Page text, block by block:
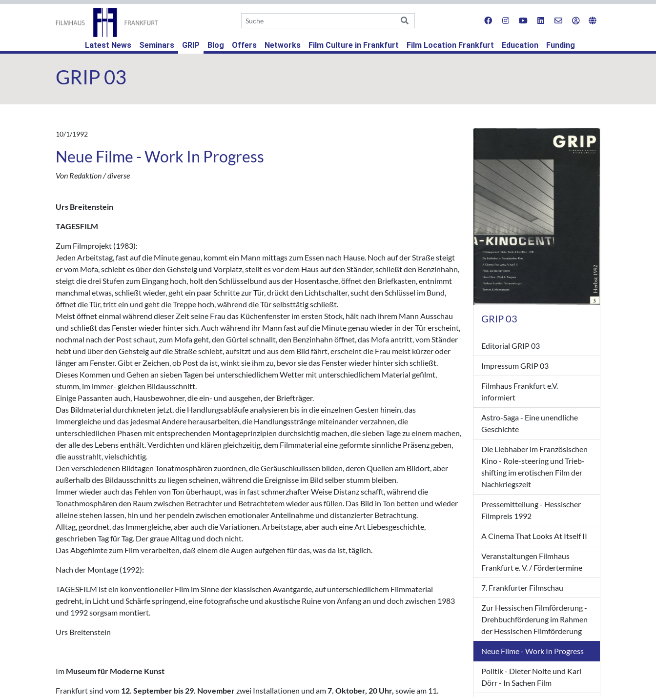
Latest News Seminars GRIP (current)
Blog Offers Networks Film Culture in Frankfurt Film Location Frankfurt Education Funding
GRIP 03
10/1/1992
Neue Filme - Work In Progress
Von Redaktion / diverse
Urs Breitenstein
TAGESFILM
Zum Filmprojekt (1983):
Jeden Arbeitstag, fast auf die Minute ge­nau, kommt ein Mann mittags zum Essen nach Hause. Noch auf der Straße steigt
er vom Mofa, schiebt es über den Gehsteig und Vorplatz, stellt es vor dem Haus auf den Ständer, schließt den Benzinhahn,
steigt die drei Stufen zum Eingang hoch, holt den Schlüsselbund aus der Hosenta­sche, öffnet den Briefkasten, entnimmt
manchmal etwas, schließt wieder, geht ein paar Schritte zur Tür, drückt den Licht­schalter, sucht den Schlüssel im Bund,
öffnet die Tür, tritt ein und geht die Treppe hoch, während die Tür selbsttätig schließt.
Meist öffnet einmal während dieser Zeit seine Frau das Küchenfenster im ersten Stock, hält nach ihrem Mann Ausschau
und schließt das Fenster wieder hinter sich. Auch während ihr Mann fast auf die Minute genau wieder in der Tür erscheint,
nochmal nach der Post schaut, zum Mofa geht, den Gürtel schnallt, den Benzinhahn öffnet, das Mofa antritt, vom Ständer
hebt und über den Gehsteig auf die Straße schiebt, aufsitzt und aus dem Bild fährt, erscheint die Frau meist kürzer oder
länger am Fenster. Gibt er Zeichen, ob Post da ist, winkt sie ihm zu, bevor sie das Fenster wieder hinter sich schließt.
Dieses Kommen und Gehen an sieben Tagen bei unterschiedlichem Wetter mit unterschiedlichem Material gefilmt,
stumm, im immer- gleichen Bildausschnitt.
Einige Passanten auch, Hausbewohner, die ein- und ausgehen, der Briefträger.
Das Bildmaterial durchkneten jetzt, die Handlungsabläufe analysieren bis in die einzelnen Gesten hinein, das
Immergleiche und das jedesmal Andere herausarbeiten, die Handlungsstränge miteinander verzahnen, die
unterschiedlichen Phasen mit entsprechenden Montageprinzipien durchsichtig machen, die sieben Tage zu einem machen,
der alle des Lebens ent­hält. Verdichten und klären gleichzeitig, dem Filmmaterial eine geformte sinnliche Präsenz geben,
die ausstrahlt, vielschichtig.
Den verschiedenen Bildtagen Tonatmo­sphären zuordnen, die Geräuschkulissen bilden, deren Quellen am Bildort, aber
außerhalb des Bildausschnitts zu liegen scheinen, während die Ereignisse im Bild selber stumm bleiben.
Immer wieder auch das Fehlen von Ton überhaupt, was in fast schmerzhafter Weise Distanz schafft, während die
Tonathmosphären den Raum zwischen Betrachter und Betrachtetem wieder aus­ füllen. Das Bild in Ton betten und wieder
alleine stehen lassen, hin und her pendeln zwischen emotionaler Anteilnahme und distanzierter Betrachtung.
Alltag, geordnet, das Immergleiche, aber auch die Variationen. Arbeitstage, aber auch eine Art Liebesgeschichte,
geschrieben Tag für Tag. Der graue Alltag und doch nicht.
Das Abgefilmte zum Film verarbeiten, daß einem die Augen aufgehen für das, was da ist, täglich.
Nach der Montage (1992):
TAGESFILM ist ein konventioneller Film im Sinne der klassischen Avantgarde, auf unterschiedlichem Filmmaterial
gedreht, in Licht und Schärfe springend, eine fotografische und akustische Ruine von Anfang an und doch zwischen 1983
und 1992 sorgsam montiert.
Urs Breitenstein
Im Museum für Moderne Kunst
Frankfurt sind vom 12. September bis 29. Novemberzwei Installationen und am7. Oktober, 20 Uhr, sowie am 11.
GRIP 03
Editorial GRIP 03
Impressum GRIP 03
Filmhaus Frankfurt e.V.
informiert
Astro-Saga - Eine unendliche
Geschichte
Die Liebhaber im Französischen
Kino - Role-steering und Trieb-
shifting im erotischen Film der
Nachkriegszeit
Pressemitteilung - Hessischer
Filmpreis 1992
A Cinema That Looks At Itself II
Veranstaltungen Filmhaus
Frankfurt e. V. / Fördertermine
7. Frankfurter Filmschau
Zur Hessischen Filmförderung -
Drehbuchförderung im Rahmen
der Hessischen Filmförderung
Neue Filme - Work In Progress
Politik - Dieter Nolte und Karl
Dörr - In Sachen Film